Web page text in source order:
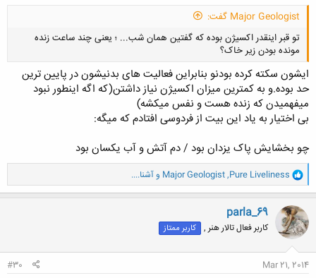
Major Geologist گفت:
تو قبر اینقدر اکسیژن بوده که گفتین همان شب... ؛ یعنی چند ساعت زنده
مونده بودن زیر خاک؟
ایشون سکته کرده بودنو بنابراین فعالیت های بدنیشون در پایین ترین
حد بوده.و به کمترین میزان اکسیژن نیاز داشتن(که اگه اینطور نبود
میفهمیدن که زنده هست و نفس میکشه)
بی اختیار به یاد این بیت از فردوسی افتادم که میگه:
چو بخشایش پاک یزدان بود / دم آتش و آب یکسان بود
و
ا
ک
ن
ش
ه
ا
Pure Liveliness
,
Major Geologist وآشنا....
parla_69
کاربر فعال تالار هنر , کاربر ممتاز
Mar 21, 2014
#30